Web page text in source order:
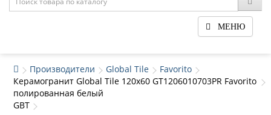
МЕНЮ
Производители Global Tile
Favorito
Керамогранит Global Tile 120x60 GT1206010703PR Favorito
полированная белый
GBT